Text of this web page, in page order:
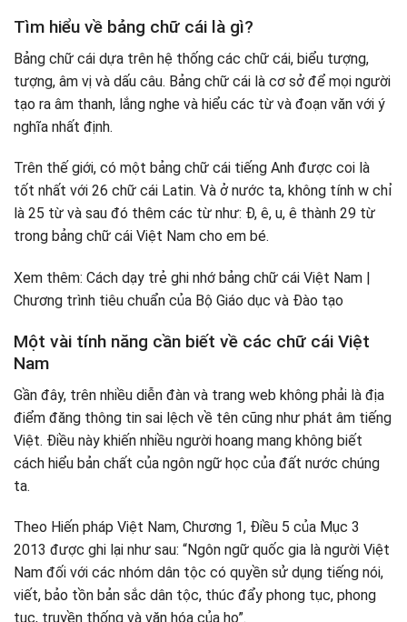
Tìm hiểu về bảng chữ cái là gì?
Bảng chữ cái dựa trên hệ thống các chữ cái, biểu tượng,
tượng, âm vị và dấu câu. Bảng chữ cái là cơ sở để mọi người
tạo ra âm thanh, lắng nghe và hiểu các từ và đoạn văn với ý
nghĩa nhất định.
Trên thế giới, có một bảng chữ cái tiếng Anh được coi là
tốt nhất với 26 chữ cái Latin. Và ở nước ta, không tính w chỉ
là 25 từ và sau đó thêm các từ như: Đ, ê, u, ê thành 29 từ
trong bảng chữ cái Việt Nam cho em bé.
Xem thêm: Cách dạy trẻ ghi nhớ bảng chữ cái Việt Nam |
Chương trình tiêu chuẩn của Bộ Giáo dục và Đào tạo
Một vài tính năng cần biết về các chữ cái Việt
Nam
Gần đây, trên nhiều diễn đàn và trang web không phải là địa
điểm đăng thông tin sai lệch về tên cũng như phát âm tiếng
Việt. Điều này khiến nhiều người hoang mang không biết
cách hiểu bản chất của ngôn ngữ học của đất nước chúng
ta.
Theo Hiến pháp Việt Nam, Chương 1, Điều 5 của Mục 3
2013 được ghi lại như sau: “Ngôn ngữ quốc gia là người Việt
Nam đối với các nhóm dân tộc có quyền sử dụng tiếng nói,
viết, bảo tồn bản sắc dân tộc, thúc đẩy phong tục, phong
tục, truyền thống và văn hóa của họ”.